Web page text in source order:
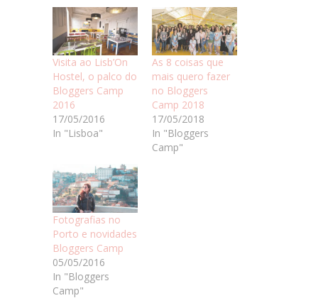
Visita ao Lisb’On
Hostel, o palco do
Bloggers Camp
2016
17/05/2016
In "Lisboa"
As 8 coisas que
mais quero fazer
no Bloggers
Camp 2018
17/05/2018
In "Bloggers
Camp"
Fotografias no
Porto e novidades
Bloggers Camp
05/05/2016
In "Bloggers
Camp"